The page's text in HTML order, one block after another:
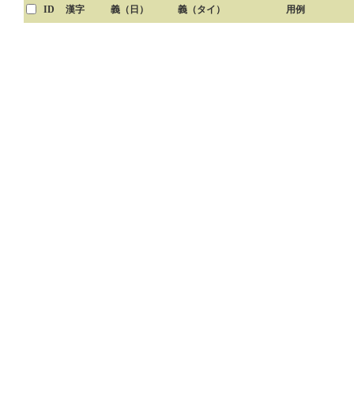
ID 漢字 義（日） 義（タイ） 用例